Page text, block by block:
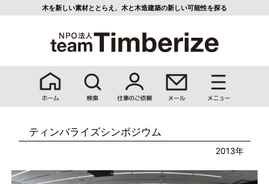
木を新しい素材ととらえ、 木と木造建築の新しい可能性を探る
ティンバライズシンポジウム
2013年